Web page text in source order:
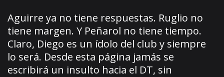
Aguirre ya no tiene respuestas. Ruglio no
tiene margen. Y Peñarol no tiene tiempo.
Claro, Diego es un ídolo del club y siempre
lo será. Desde esta página jamás se
escribirá un insulto hacia el DT, sin